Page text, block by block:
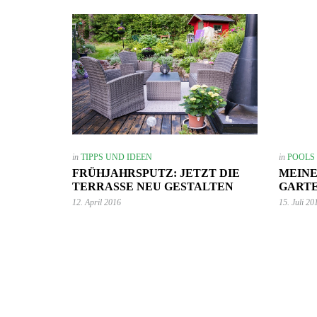
in TIPPS UND IDEEN
FRÜHJAHRSPUTZ: JETZT DIE
TERRASSE NEU GESTALTEN
12. April 2016
inPOOLS
15. Juli
7. Juni 2023
Mehr Ambiente auf der Terrasse –
so einfach lässt sich der Sitzbereich
stilvoll aufwerten!
GARTEN-RATGEBER